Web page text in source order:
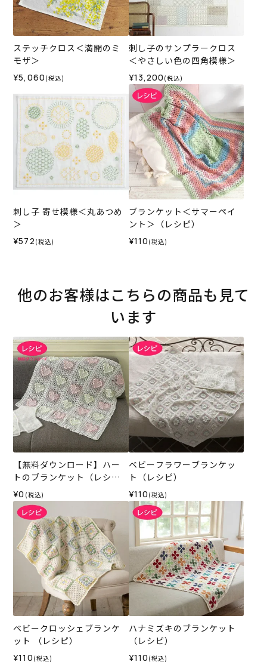
ステッチクロス＜満開のミ
モザ＞
¥5,060 (税込)
刺し子のサンプラークロス
＜やさしい色の四角模様＞
¥13,200 (税込)
刺し子 寄せ模様＜丸あつめ
＞
¥572 (税込)
ブランケット＜サマーペイ
ント＞（レシピ）
¥110 (税込)
他のお客様はこちらの商品も見て
います
【無料ダウンロード】ハー
トのブランケット（レシ
ピ）
¥0 (税込)
ベビーフラワーブランケッ
ト（レシピ）
¥110 (税込)
ベビークロッシェブランケ
ット （レシピ）
¥110 (税込)
ハナミズキのブランケット
（レシピ）
¥110 (税込)